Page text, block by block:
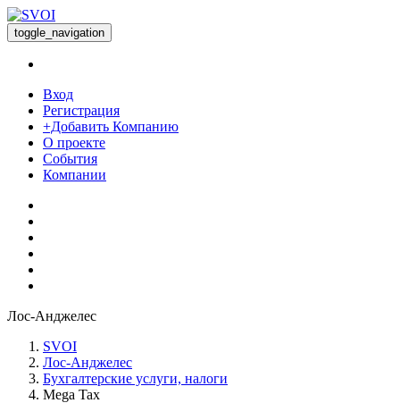
toggle_navigation
Вход
Регистрация
+Добавить Компанию
О проекте
События
Компании
Лос-Анджелес
SVOI
Лос-Анджелес
Бухгалтерские услуги, налоги
Mega Tax